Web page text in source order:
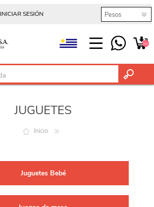
INICIAR SESIÓN
(0)
JUGUETES
Inicio
Juguetes Bebé